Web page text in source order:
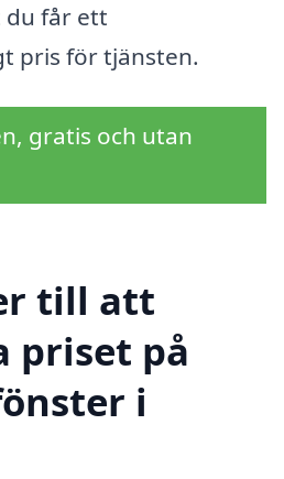
du får ett
pris för tjänsten.
gratis och utan
till att
priset på
i